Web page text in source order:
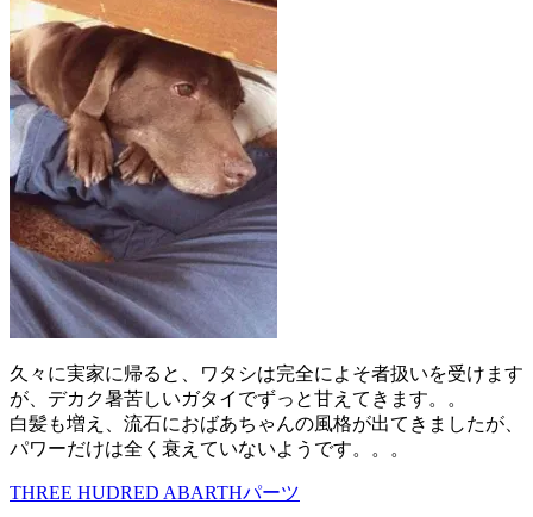
久々に実家に帰ると、ワタシは完全によそ者扱いを受けます
が、デカク暑苦しいガタイでずっと甘えてきます。。
白髪も増え、流石におばあちゃんの風格が出てきましたが、
パワーだけは全く衰えていないようです。。。
THREE HUDRED ABARTHパーツ